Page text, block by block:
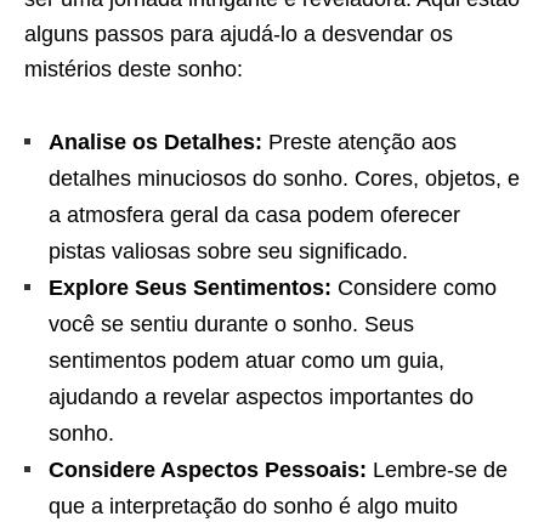
alguns passos para ajudá-lo a desvendar os
mistérios deste sonho:
Analise os Detalhes: Preste atenção aos
detalhes minuciosos do sonho. Cores, objetos, e
a atmosfera geral da casa podem oferecer
pistas valiosas sobre seu significado.
Explore Seus Sentimentos: Considere como
você se sentiu durante o sonho. Seus
sentimentos podem atuar como um guia,
ajudando a revelar aspectos importantes do
sonho.
Considere Aspectos Pessoais: Lembre-se de
que a interpretação do sonho é algo muito